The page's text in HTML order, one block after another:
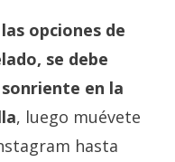
opciones de
se debe
en la
, luego muévete
hasta